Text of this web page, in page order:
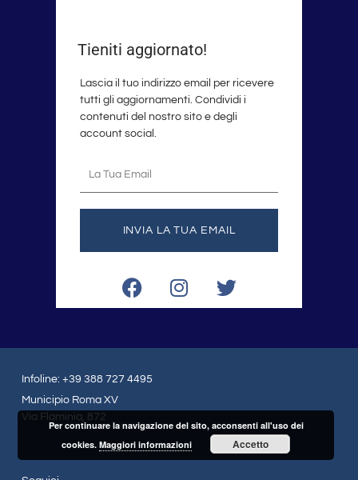
Tieniti aggiornato!
Lascia il tuo indirizzo email per ricevere
tutti gli aggiornamenti. Condividi i
contenuti del nostro sito e degli
account social.
INVIA LA TUA EMAIL
F
a
o
k
I
n
a
m
T
w
Infoline: +39 388 727 4495
Municipio Roma XV
Via Flaminia, 872
Per continuare la navigazione del sito, acconsenti all'uso dei
cookies.Maggiori informazioni Accetto